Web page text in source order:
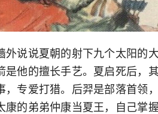
外说说夏朝的射下九个太阳的
是他的擅长手艺。夏启死后，
，专爱打猎。后羿是部落首领
康的弟弟仲康当夏王，自己掌